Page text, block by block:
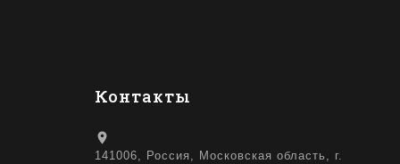
Контакты
location_on
141006, Россия, Московская область, г.